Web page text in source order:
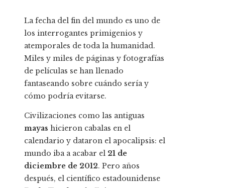
La fecha del fin del mundo es uno de
los interrogantes primigenios y
atemporales de toda la humanidad.
Miles y miles de páginas y fotografías
de películas se han llenado
fantaseando sobre cuándo sería y
cómo podría evitarse.
Civilizaciones como las antiguas
mayas hicieron cabalas en el
calendario y dataron el apocalipsis: el
mundo iba a acabar el 21 de
diciembre de 2012. Pero años
después, el científico estadounidense